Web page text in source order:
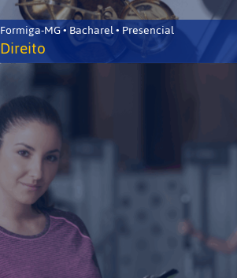
Formiga-MG • Bacharel • Presencial
Direito